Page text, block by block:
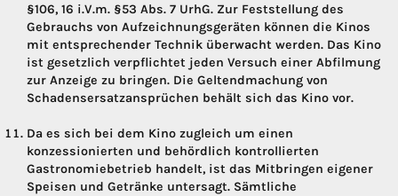
§106, 16 i.V.m. §53 Abs. 7 UrhG. Zur Feststellung des
Gebrauchs von Aufzeichnungsgeräten können die Kinos
mit entsprechender Technik überwacht werden. Das Kino
ist gesetzlich verpflichtet jeden Versuch einer Abfilmung
zur Anzeige zu bringen. Die Geltendmachung von
Schadensersatzansprüchen behält sich das Kino vor.
Da es sich bei dem Kino zugleich um einen
konzessionierten und behördlich kontrollierten
Gastronomiebetrieb handelt, ist das Mitbringen eigener
Speisen und Getränke untersagt. Sämtliche